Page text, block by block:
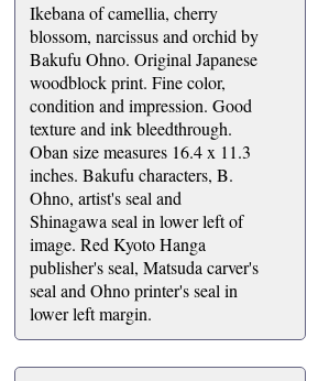
Ikebana of camellia, cherry
blossom, narcissus and orchid by
Bakufu Ohno. Original Japanese
woodblock print. Fine color,
condition and impression. Good
texture and ink bleedthrough.
Oban size measures 16.4 x 11.3
inches. Bakufu characters, B.
Ohno, artist's seal and
Shinagawa seal in lower left of
image. Red Kyoto Hanga
publisher's seal, Matsuda carver's
seal and Ohno printer's seal in
lower left margin.